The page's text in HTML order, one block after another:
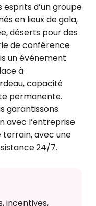
esprits d’un groupe
en lieux de gala,
déserts pour des
de conférence
un événement
à
capacité
permanente.
garantissons.
avec l’entreprise
terrain, avec une
24/7.
incentives,